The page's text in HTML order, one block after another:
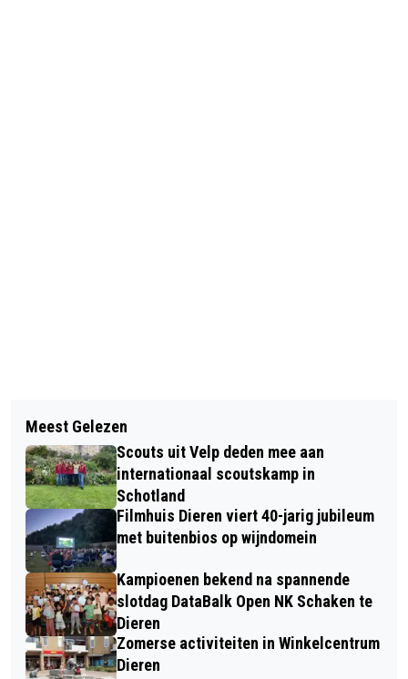
DOESBURGSE ZWEM4DAAGSE:
LEKKER ZWEMMEN TUSSEN KERST &
OUDJAAR
HUISDIER VAN DE WEEK: ONTMOET
JASPER!
Meest Gelezen
Scouts uit Velp deden mee aan
internationaal scoutskamp in
Schotland
Filmhuis Dieren viert 40-jarig jubileum
met buitenbios op wijndomein
Kampioenen bekend na spannende
slotdag DataBalk Open NK Schaken te
Dieren
Zomerse activiteiten in Winkelcentrum
Dieren